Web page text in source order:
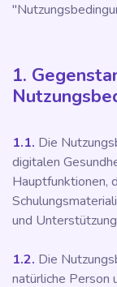
1.
1.1. Die
digitalen
Hauptfunktionen,
und
1.2. Die
natürliche Person